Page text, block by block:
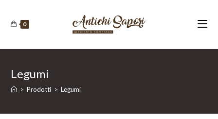
contenuto
0
Legumi
> Prodotti > Legumi